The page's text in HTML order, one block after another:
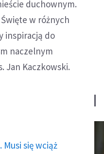
duchownym.
w różnych
inspiracją do
naczelnym
Jan Kaczkowski.
się wciąż